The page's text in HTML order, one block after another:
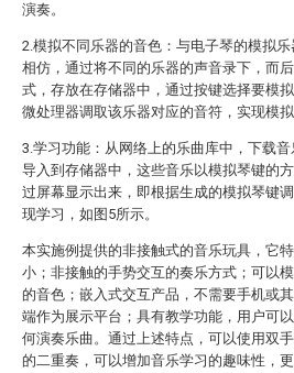
演奏。
2.模拟不同乐器的音色：与电子琴的模拟
相仿，通过将不同的乐器的声音录下，而
式，存放在存储器中，通过按键选择要模
微处理器调取该乐器对应的音符，实现模拟
3.学习功能：从网络上的乐曲库中，下载
导入到存储器中，这些音乐以模拟琴键的
过屏幕显示出来，即根据生成的模拟琴键
现学习，如图5所示。
本实施例提供的非接触式的音乐玩具，它
小；非接触的手势交互的奏乐方式；可以
的音色；嵌入式交互产品，不需要手机或
端作为展示平台；具有教学功能，用户可
何演奏乐曲。通过上述特点，可以使用双
的二重奏，可以增加音乐学习的趣味性，